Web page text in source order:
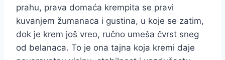
prahu, prava domaća krempita se pravi
kuvanjem žumanaca i gustina, u koje se zatim,
dok je krem još vreo, ručno umeša čvrst sneg
od belanaca. To je ona tajna koja kremi daje